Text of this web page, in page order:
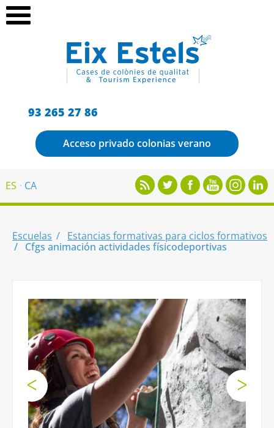
93 265 27 86
Acceso privado colonias verano
ES CA
Escuelas
Estancias formativas para ciclos formativos
Cfgs animación actividades físicodeportivas